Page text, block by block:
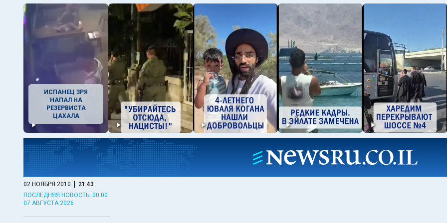
ИСПАНЕЦ ЗРЯ
НАПАЛ НА
РЕЗЕРВИСТА
ЦАХАЛА
02 НОЯБРЯ 2010 | 21:43
ПОСЛЕДНЯЯ НОВОСТЬ: 00:00
07 АВГУСТА 2026